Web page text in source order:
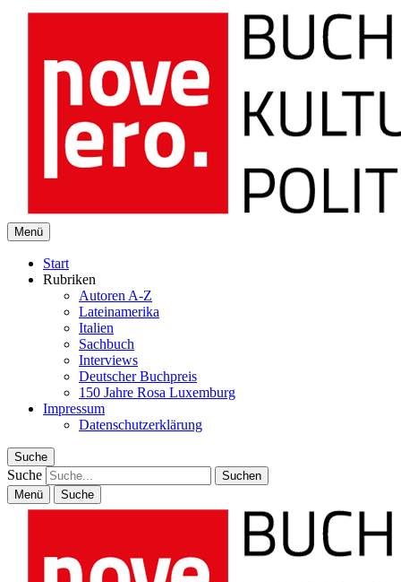
Buch Kultur Politik
Menü
Start
Rubriken
Autoren A-Z
Lateinamerika
Italien
Sachbuch
Interviews
Deutscher Buchpreis
150 Jahre Rosa Luxemburg
Impressum
Datenschutzerklärung
Suche
Suche
Menü Suche